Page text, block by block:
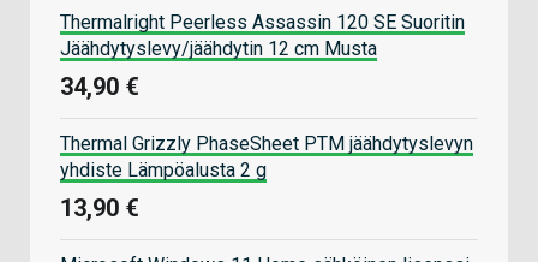
Thermalright Peerless Assassin 120 SE Suoritin
Jäähdytyslevy/jäähdytin 12 cm Musta
34,90 €
Thermal Grizzly PhaseSheet PTM jäähdytyslevyn
yhdiste Lämpöalusta 2 g
13,90 €